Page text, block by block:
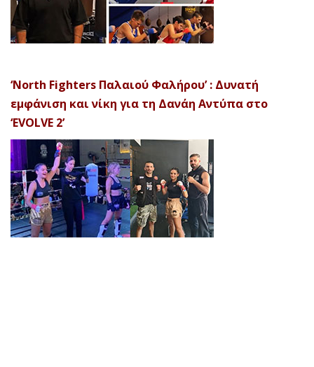
‘North Fighters Παλαιού Φαλήρου’ : Δυνατή
εμφάνιση και νίκη για τη Δανάη Αντύπα στο
‘EVOLVE 2’